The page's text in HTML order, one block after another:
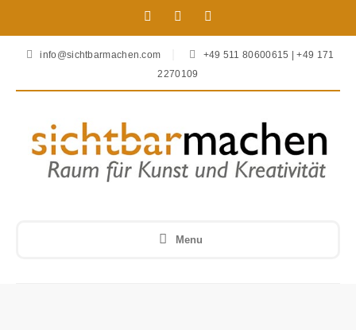
info@sichtbarmachen.com
+49 511 80600615 | +49 171
2270109
Menu